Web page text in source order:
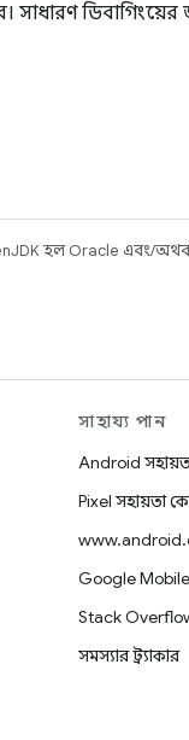
সাধারণ ডিবাগিংয়ের
হল Oracle এবং/অথবা
সাহায্য পান
Android
Pixel সহায়তা
Google
Stack
সমস্যার ট্র্যাকার